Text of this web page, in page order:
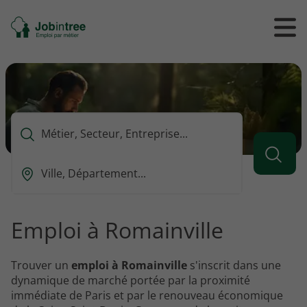
Se
rendre
l'accueil
Ouvrir
/
le
Que
vous
rechercher
Ou
vous
voulez
rechercher
?
Emploi à Romainville
Trouver un emploi à Romainville s'inscrit dans une
dynamique de marché portée par la proximité
immédiate de Paris et par le renouveau économique